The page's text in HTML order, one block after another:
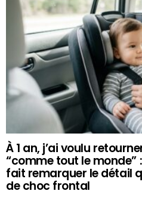
À 1 an, j’ai voulu
“comme tout le monde”
fait remarquer le détail
de choc frontal